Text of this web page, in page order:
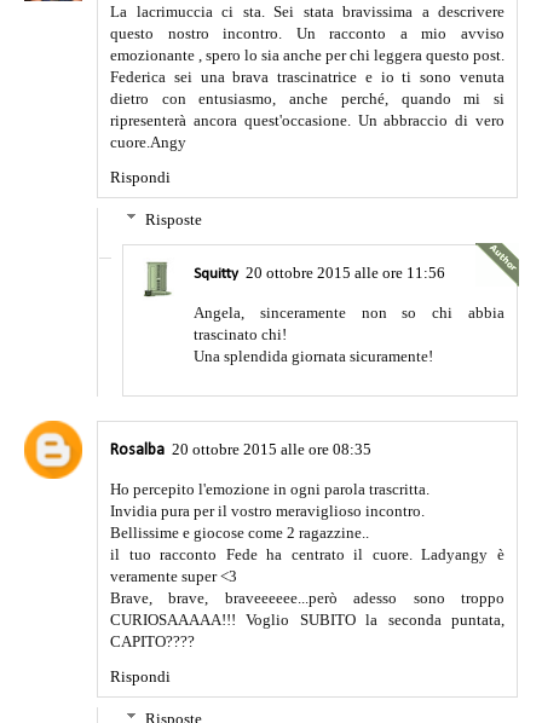
La lacrimuccia ci sta. Sei stata bravissima a descrivere
questo nostro incontro. Un racconto a mio avviso
emozionante , spero lo sia anche per chi leggera questo post.
Federica sei una brava trascinatrice e io ti sono venuta
dietro con entusiasmo, anche perché, quando mi si
ripresenterà ancora quest'occasione. Un abbraccio di vero
cuore.Angy
Rispondi
Risposte
Squitty 20 ottobre 2015 alle ore 11:56
Angela, sinceramente non so chi abbia
trascinato chi!
Una splendida giornata sicuramente!
Rosalba 20 ottobre 2015 alle ore 08:35
Ho percepito l'emozione in ogni parola trascritta.
Invidia pura per il vostro meraviglioso incontro.
Bellissime e giocose come 2 ragazzine..
il tuo racconto Fede ha centrato il cuore. Ladyangy è
veramente super <3
Brave, brave, braveeeeee...però adesso sono troppo
CURIOSAAAAA!!! Voglio SUBITO la seconda puntata,
CAPITO????
Rispondi
Risposte